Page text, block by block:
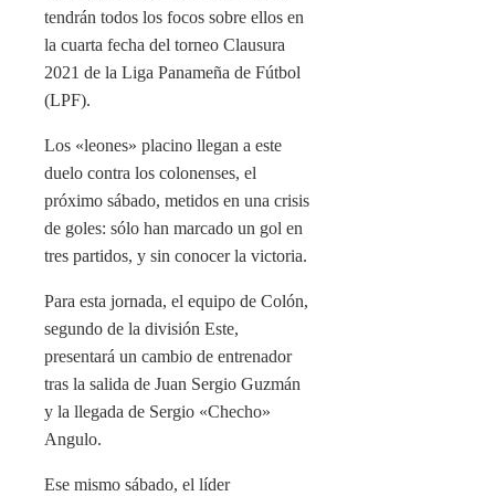
tendrán todos los focos sobre ellos en
la cuarta fecha del torneo Clausura
2021 de la Liga Panameña de Fútbol
(LPF).
Los «leones» placino llegan a este
duelo contra los colonenses, el
próximo sábado, metidos en una crisis
de goles: sólo han marcado un gol en
tres partidos, y sin conocer la victoria.
Para esta jornada, el equipo de Colón,
segundo de la división Este,
presentará un cambio de entrenador
tras la salida de Juan Sergio Guzmán
y la llegada de Sergio «Checho»
Angulo.
Ese mismo sábado, el líder